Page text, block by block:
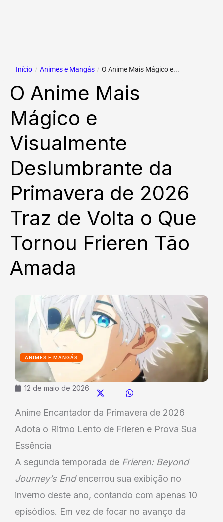
Início / Animes e Mangás / O Anime Mais Mágico e...
O Anime Mais
Mágico e
Visualmente
Deslumbrante da
Primavera de 2026
Traz de Volta o Que
Tornou Frieren Tão
Amada
12 de maio de 2026
ANIMES E MANGÁS
Anime Encantador da Primavera de 2026
Adota o Ritmo Lento de Frieren e Prova Sua
Essência
A segunda temporada de Frieren: Beyond
Journey’s Endencerrou sua exibição no
inverno deste ano, contando com apenas 10
episódios. Em vez de focar no avanço da